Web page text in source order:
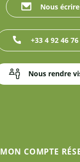
Nous écrire
+33 4 92 46
Nous rendre
MON COMPTE